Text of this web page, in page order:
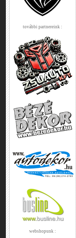
további partnereink :
webshopunk :